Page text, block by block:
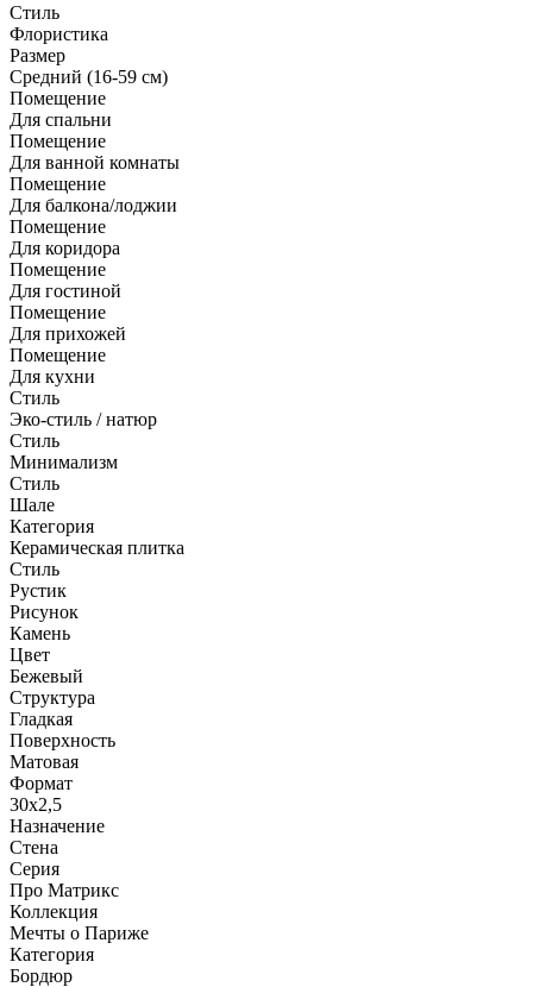
Стиль
Флористика
Размер
Средний (16-59 см)
Помещение
Для спальни
Помещение
Для ванной комнаты
Помещение
Для балкона/лоджии
Помещение
Для коридора
Помещение
Для гостиной
Помещение
Для прихожей
Помещение
Для кухни
Стиль
Эко-стиль / натюр
Стиль
Минимализм
Стиль
Шале
Категория
Керамическая плитка
Стиль
Рустик
Рисунок
Камень
Цвет
Бежевый
Структура
Гладкая
Поверхность
Матовая
Формат
30x2,5
Назначение
Стена
Серия
Про Матрикс
Коллекция
Мечты о Париже
Категория
Бордюр